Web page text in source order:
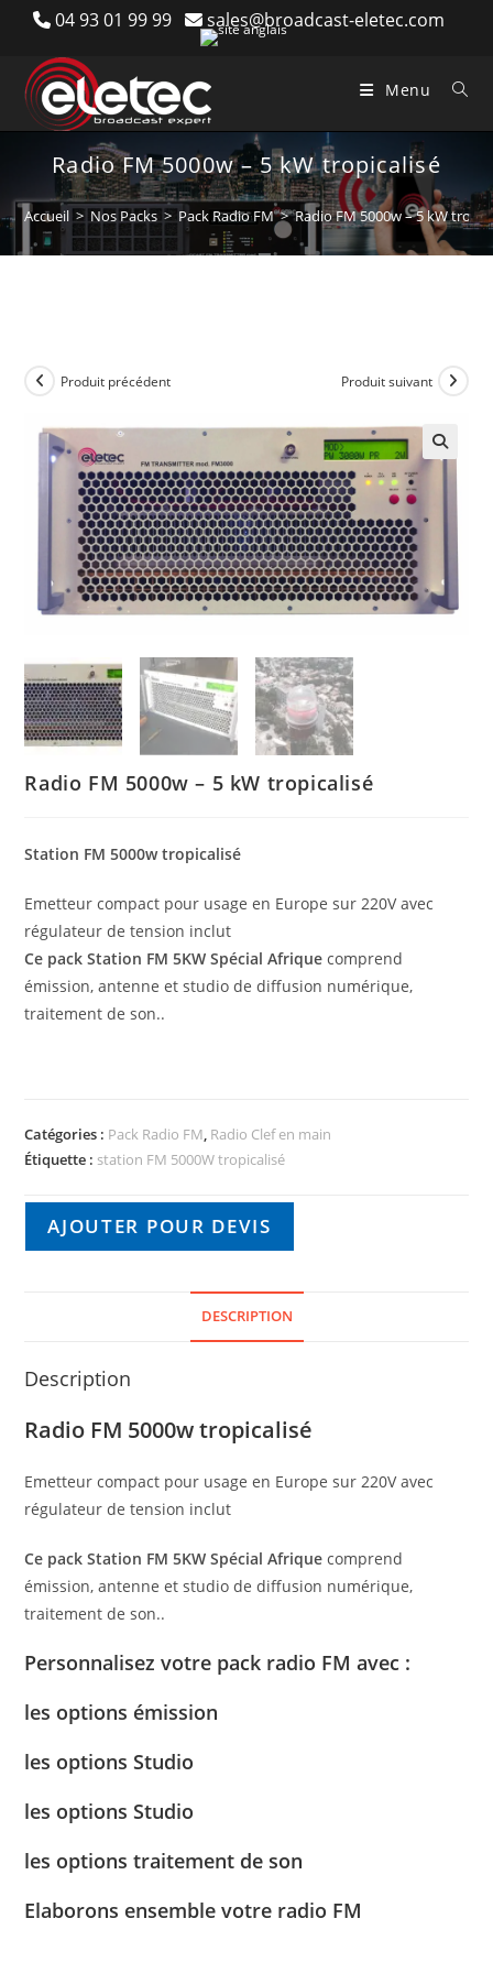
content
04 93 01 99 99 sales@broadcast-eletec.com
Menu
Radio FM 5000w – 5 kW tropicalisé
Accueil > Nos Packs > Pack Radio FM > Radio FM 5000w – 5 kW
Produit précédent Produit suivant
Radio FM 5000w – 5 kW tropicalisé
Station FM 5000w tropicalisé
Emetteur compact pour usage en Europe sur 220V avec
régulateur de tension inclut
Ce pack Station FM 5KW Spécial Afrique comprend
émission, antenne et studio de diffusion numérique,
traitement de son..
Catégories : Pack Radio FM, Radio Clef en main
Étiquette : station FM 5000W tropicalisé
AJOUTER POUR DEVIS
DESCRIPTION
Description
Radio FM 5000w tropicalisé
Emetteur compact pour usage en Europe sur 220V avec
régulateur de tension inclut
Ce pack Station FM 5KW Spécial Afrique comprend
émission, antenne et studio de diffusion numérique,
traitement de son..
Personnalisez votre pack radio FM avec :
les options émission
les options Studio
les options Studio
les options traitement de son
Elaborons ensemble votre radio FM